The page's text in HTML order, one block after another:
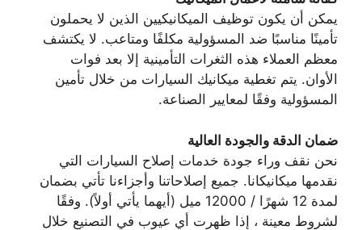
يمكن أن يكون توظيف الميكانيكيين الذين لا يحملون
تأمينًا مناسبًا ضد المسؤولية مكلفًا ومتاعب. لا يكتشف
معظم العملاء هذه الثغرات التأمينية إلا بعد فوات
الأوان. يتم تغطية ميكانيك السيارات من خلال تأمين
المسؤولية وفقًا لمعايير الصناعة.
ضمان الدقة والجودة العالية
نحن نقف وراء جودة خدمات إصلاح السيارات التي
نقدمها ميكانيكانا. جميع إصلاحاتنا وأجزاءنا تأتي بضمان
لمدة 12 شهرًا / 12000 ميل (أيهما يأتي أولاً). وفقًا
لشروط معينة ، إذا ظهرت أي عيوب في التصنيع خلال